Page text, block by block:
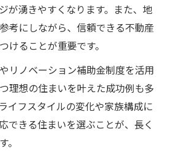
が湧きやすくなります。また、地
考にしながら、信頼できる不動産
けることが重要です。
リノベーション補助金制度を活用
理想の住まいを叶えた成功例も多
イフスタイルの変化や家族構成に
できる住まいを選ぶことが、長く